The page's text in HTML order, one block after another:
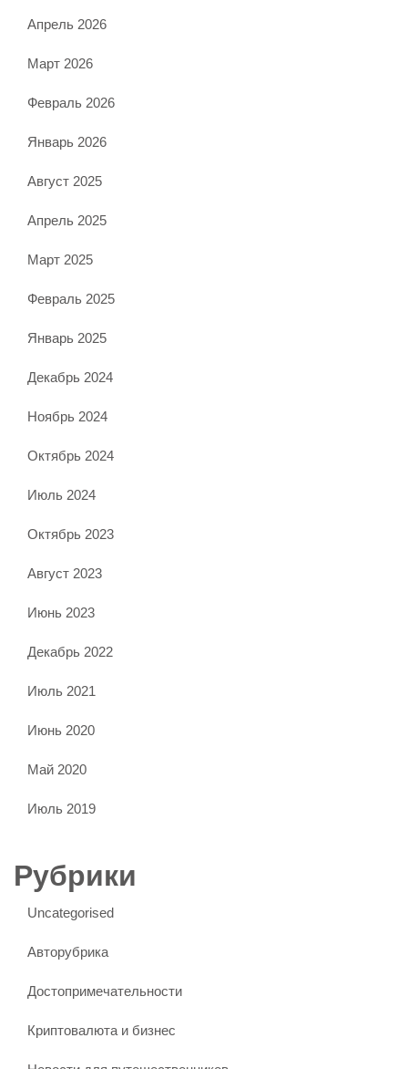
Апрель 2026
Март 2026
Февраль 2026
Январь 2026
Август 2025
Апрель 2025
Март 2025
Февраль 2025
Январь 2025
Декабрь 2024
Ноябрь 2024
Октябрь 2024
Июль 2024
Октябрь 2023
Август 2023
Июнь 2023
Декабрь 2022
Июль 2021
Июнь 2020
Май 2020
Июль 2019
Рубрики
Uncategorised
Авторубрика
Достопримечательности
Криптовалюта и бизнес